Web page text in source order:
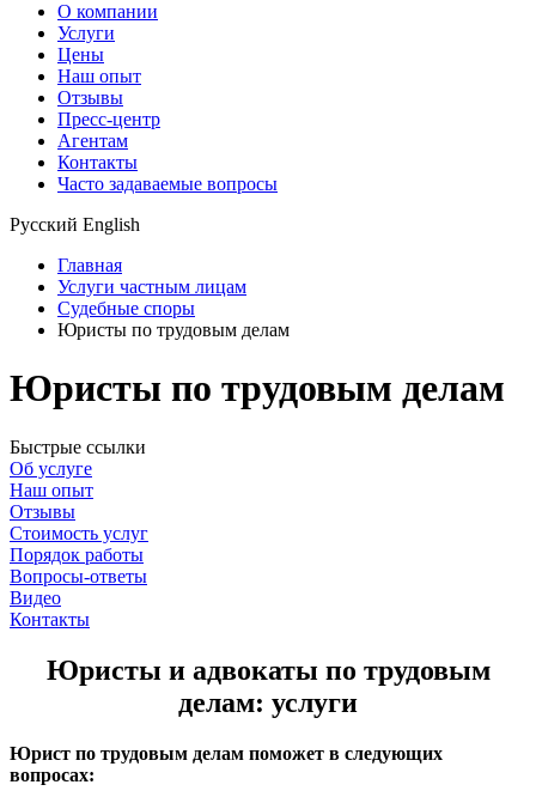
О компании
Услуги
Цены
Наш опыт
Отзывы
Пресс-центр
Агентам
Контакты
Часто задаваемые вопросы
Русский English
Главная
Услуги частным лицам
Судебные споры
Юристы по трудовым делам
Юристы по трудовым делам
Быстрые ссылки
Об услуге
Наш опыт
Отзывы
Стоимость услуг
Порядок работы
Вопросы-ответы
Видео
Контакты
Юристы и адвокаты по трудовым
делам: услуги
Юрист по трудовым делам поможет в следующих
вопросах: